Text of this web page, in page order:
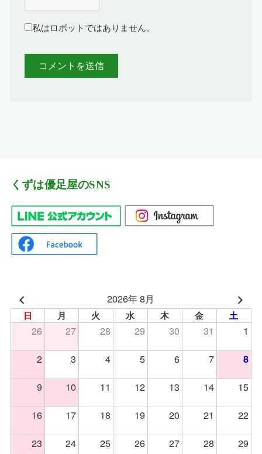
私はロボットではありません。
くずは優足屋のSNS
2026年 8月
日 月 火 水 木 金 土
26 27 28 29 30 31
1
2
3 4 5 6 7 8
9 10 11 12 13 14
15
16
17 18 19 20 21
22
23
24 25 26 27 28
29